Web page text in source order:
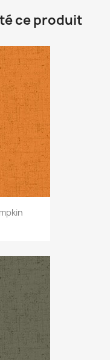
ce produit